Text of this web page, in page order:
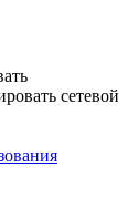
сетевой